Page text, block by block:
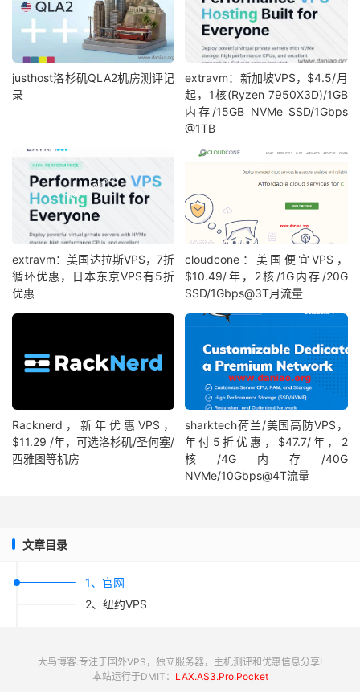
justhost洛杉矶QLA2机房测评记
录
extravm：新加坡VPS，$4.5/月
起，1核(Ryzen 7950X3D)/1GB
内存/15GB NVMe SSD/1Gbps
@1TB
extravm：美国达拉斯VPS，7折
循环优惠，日本东京VPS有5折
优惠
cloudcone：美国便宜VPS，
$10.49/年，2核/1G内存/20G
SSD/1Gbps@3T月流量
Racknerd，新年优惠VPS，
$11.29 /年，可选洛杉矶/圣何塞/
西雅图等机房
sharktech荷兰/美国高防VPS，
年付5折优惠，$47.7/年，2
核/4G内存/40G
NVMe/10Gbps@4T流量
文章目录
1、官网
2、纽约VPS
大鸟博客:专注于国外VPS，独立服务器，主机测评和优惠信息分享!
本站运行于DMIT： LAX.AS3.Pro.Pocket